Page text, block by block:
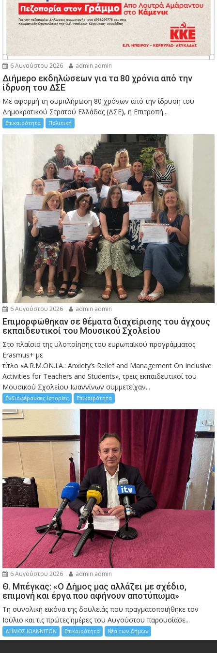
6 Αυγούστου 2026 admin admin
Διήμερο εκδηλώσεων για τα 80 χρόνια από την
ίδρυση του ΔΣΕ
Με αφορμή τη συμπλήρωση 80 χρόνων από την ίδρυση του
Δημοκρατικού Στρατού Ελλάδας (ΔΣΕ), η Επιτροπή...
Επικαιρότητα Πολιτική
6 Αυγούστου 2026 admin admin
Eπιμορφώθηκαν σε θέματα διαχείρισης του άγχους
εκπαιδευτικοί του Μουσικού Σχολείου
Στο πλαίσιο της υλοποίησης του ευρωπαϊκού προγράμματος
Erasmus+ με
τίτλο «A.R.M.ON.I.A.: Anxiety’s Relief and Management On Inclusive
Activities for Teachers and Students», τρεις εκπαιδευτικοί του
Μουσικού Σχολείου Ιωαννίνων συμμετείχαν...
Ενδιαφέρουσες Ιστορίες Επικαιρότητα
6 Αυγούστου 2026 admin admin
Θ. Μπέγκας: «Ο Δήμος μας αλλάζει με σχέδιο,
επιμονή και έργα που αφήνουν αποτύπωμα»
Τη συνολική εικόνα της δουλειάς που πραγματοποιήθηκε τον
Ιούλιο και τις πρώτες ημέρες του Αυγούστου παρουσίασε...
ΔΗΜΟΣ ΙΩΑΝΝΙΤΩΝ Επικαιρότητα Νέα των Δήμων